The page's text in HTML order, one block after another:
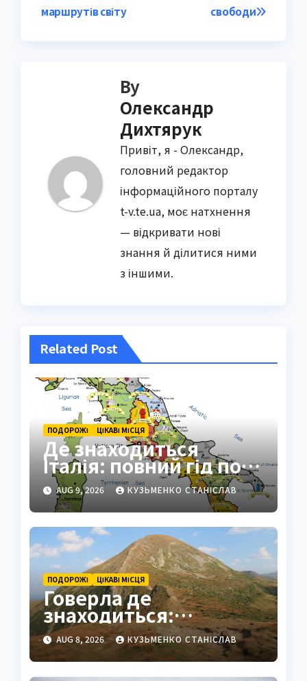
свободи
маршрутів світу
By
Олександр
Дихтярук
Привіт, я - Олександр,
головний редактор
інформаційного порталу
t-v.te.ua, моє натхнення
— відкривати нові
знання й ділитися ними
з іншими.
Related Post
ПОДОРОЖІ ЦІКАВІ МІСЦЯ
Де знаходиться
Італія: повний гід по
географії країни
AUG 9, 2026 КУЗЬМЕНКО СТАНІСЛАВ
ПОДОРОЖІ ЦІКАВІ МІСЦЯ
Говерла де
знаходиться:
найвища вершина
України в серці
Карпат
AUG 8, 2026 КУЗЬМЕНКО СТАНІСЛАВ